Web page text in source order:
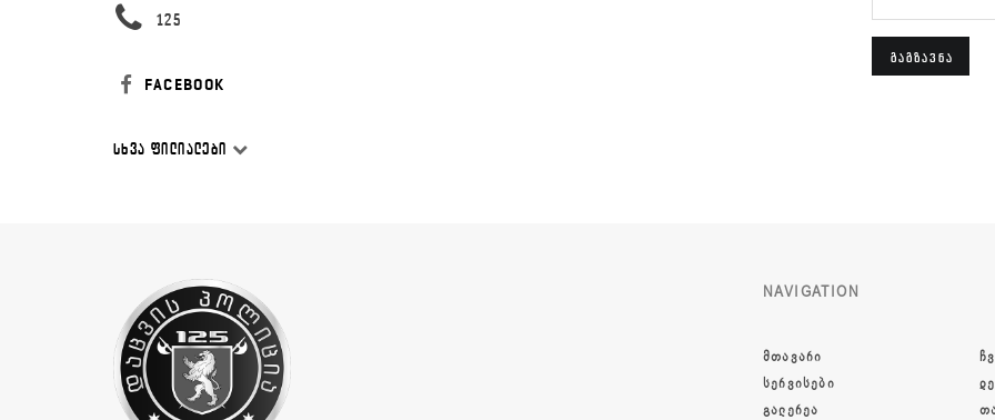
125
FACEBOOK
ᲡᲮᲕᲐ ᲤᲘᲚᲘᲐᲚᲔᲑᲘ
ᲒᲐᲒᲖᲐᲕᲜᲐ
NAVIGATION
ᲛᲗᲐᲕᲐᲠᲘ
ᲡᲔᲠᲕᲘᲡᲔᲑᲘ
ᲒᲐᲚᲔᲠᲔᲐ